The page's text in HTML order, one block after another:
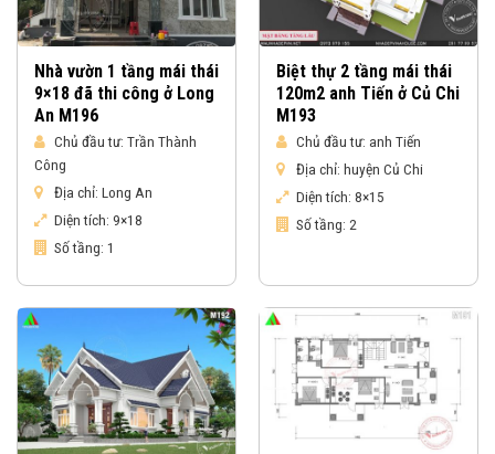
Nhà vườn 1 tầng mái thái
9×18 đã thi công ở Long
An M196
Chủ đầu tư: Trần Thành
Công
Địa chỉ: Long An
Diện tích: 9×18
Số tầng: 1
Biệt thự 2 tầng mái thái
120m2 anh Tiến ở Củ Chi
M193
Chủ đầu tư: anh Tiến
Địa chỉ: huyện Củ Chi
Diện tích: 8×15
Số tầng: 2